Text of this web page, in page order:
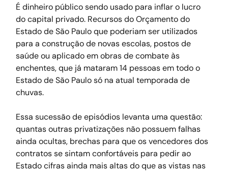
É dinheiro público sendo usado para inflar o lucro
do capital privado. Recursos do Orçamento do
Estado de São Paulo que poderiam ser utilizados
para a construção de novas escolas, postos de
saúde ou aplicado em obras de combate às
enchentes, que já mataram 14 pessoas em todo o
Estado de São Paulo só na atual temporada de
chuvas.
Essa sucessão de episódios levanta uma questão:
quantas outras privatizações não possuem falhas
ainda ocultas, brechas para que os vencedores dos
contratos se sintam confortáveis para pedir ao
Estado cifras ainda mais altas do que as vistas nas